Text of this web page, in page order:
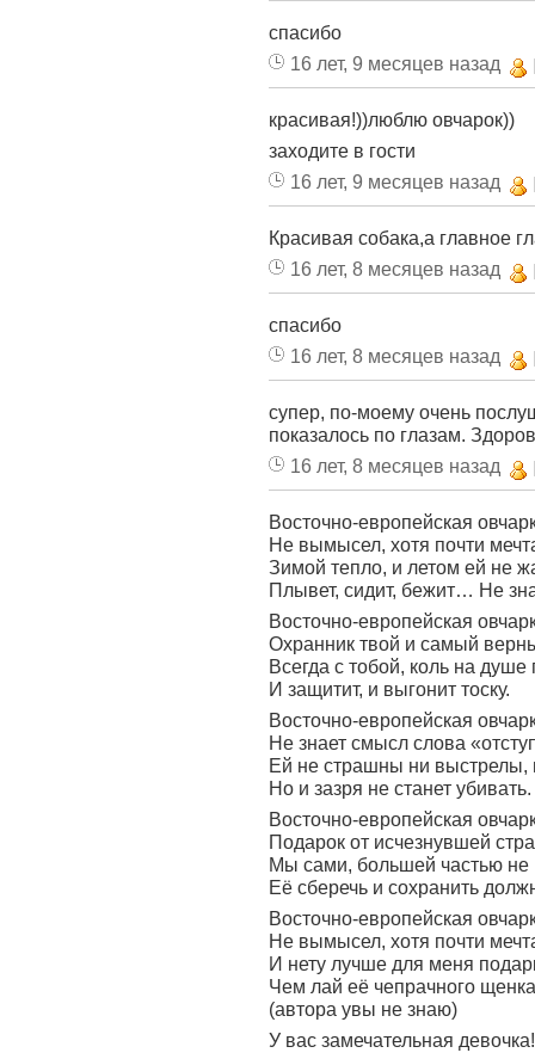
спасибо
16 лет, 9 месяцев назад
красивая!))люблю овчарок))
заходите в гости
16 лет, 9 месяцев назад
Красивая собака,а главное
16 лет, 8 месяцев назад
спасибо
16 лет, 8 месяцев назад
супер, по-моему очень
показалось по глазам.
16 лет, 8 месяцев назад
Восточно-европейская
Не вымысел, хотя почти
Зимой тепло, и летом ей не
Плывет, сидит, бежит… Не
Восточно-европейская
Охранник твой и самый
Всегда с тобой, коль на душе
И защитит, и выгонит тоску.
Восточно-европейская
Не знает смысл слова
Ей не страшны ни выстрелы,
Но и зазря не станет убивать.
Восточно-европейская
Подарок от исчезнувшей
Мы сами, большей частью не
Её сберечь и сохранить
Восточно-европейская
Не вымысел, хотя почти
И нету лучше для меня
Чем лай её чепрачного
(автора увы не знаю)
У вас замечательная